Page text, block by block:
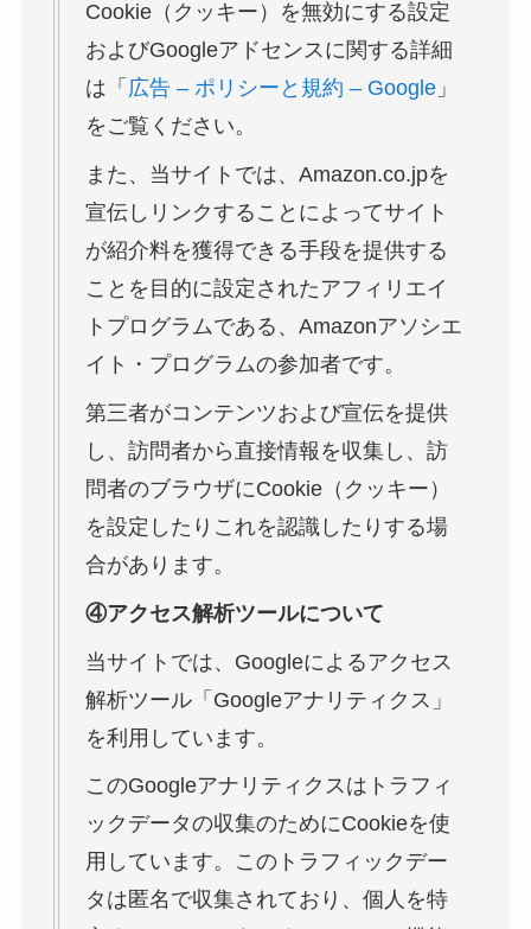
Cookie（クッキー）を無効にする設定
およびGoogleアドセンスに関する詳細
は「 広告 – ポリシーと規約 – Google」
をご覧ください。
また、当サイトでは、Amazon.co.jpを
宣伝しリンクすることによってサイト
が紹介料を獲得できる手段を提供する
ことを目的に設定されたアフィリエイ
トプログラムである、Amazonアソシエ
イト・プログラムの参加者です。
第三者がコンテンツおよび宣伝を提供
し、訪問者から直接情報を収集し、訪
問者のブラウザにCookie（クッキー）
を設定したりこれを認識したりする場
合があります。
④アクセス解析ツールについて
当サイトでは、Googleによるアクセス
解析ツール「Googleアナリティクス」
を利用しています。
このGoogleアナリティクスはトラフィ
ックデータの収集のためにCookieを使
用しています。このトラフィックデー
タは匿名で収集されており、個人を特